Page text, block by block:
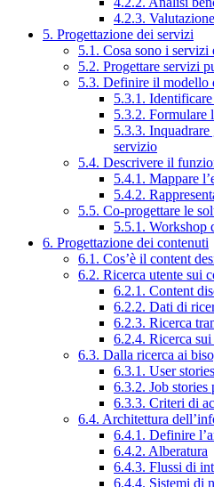
4.2.3.
5. Progettazione dei servizi
5.1. Cosa sono i servizi
5.2. Progettare servizi
5.3. Definire il modello
5.3.1.
5.3.2. Formulare
5.3.3.
servizio
5.4. Descrivere il
5.4.1. Mappare
5.4.2.
5.5. Co-progettare le
5.5.1. Workshop
6. Progettazione dei contenuti
6.1. Cos’è il content
6.2. Ricerca utente sui
6.2.1. Content
6.2.2. Dati di
6.2.3. Ricerca
6.2.4. Ricerca
6.3. Dalla ricerca ai
6.3.1. User
6.3.2. Job stories
6.3.3. Criteri di
6.4. Architettura
6.4.1. Definire
6.4.2. Alberatura
6.4.3. Flussi di
6.4.4. Sistemi di